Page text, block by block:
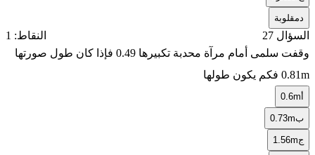
مقلوبة
السؤال 27
النقاط: 1
وقفت سلمى أمام مرآة محدبة تكبيرها 0.49 فإذا كان طول صورتها
0.81m فكم يكون طولها
0.6m
ب0.73m
ج1.56m